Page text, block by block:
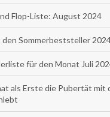
Flop-Liste: August 2024
Sommerbeststeller
für den Monat Juli
als Erste die Pubertät mit